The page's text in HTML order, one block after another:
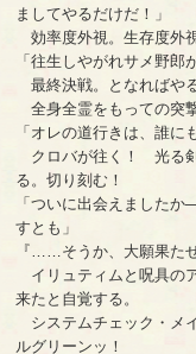
ましてやるだけだ！」
効率度外視。生存度外
「往生しやがれサメ野郎
最終決戦。となればや
全身全霊をもっての突
「オレの道行きは、誰
クロバが往く！ 光る剣
る。切り刻む！
「ついに出会えました
すとも」
『……そうか、大願果た
イリュティムと呪具の
来たと自覚する。
システムチェック・メ
ルグリーンッ！